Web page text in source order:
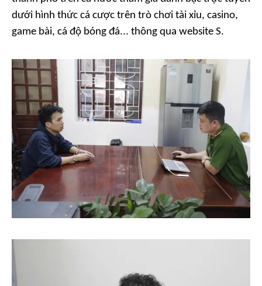
dưới hình thức cá cược trên trò chơi tài xỉu, casino,
game bài, cá độ bóng đá... thông qua website S.